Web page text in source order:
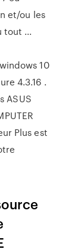
et/ou les
tout ...
10
4.3.16 .
ASUS
Plus est